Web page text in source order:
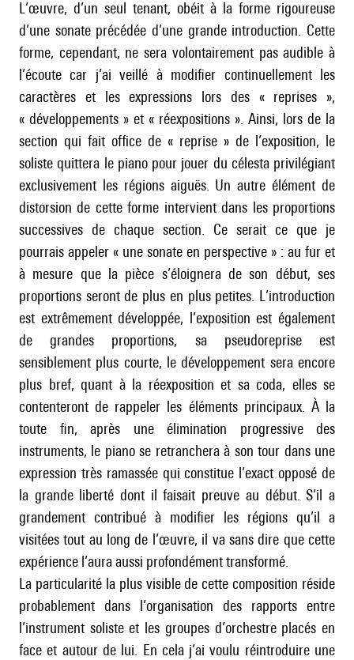
L’œuvre, d’un seul tenant, obéit à la forme rigoureuse
d’une sonate précédée d’une grande introduction. Cette
forme, cependant, ne sera volontairement pas audible à
l’écoute car j’ai veillé à modifier continuellement les
caractères et les expressions lors des « reprises »,
« développements » et « réexpositions ». Ainsi, lors de la
section qui fait office de « reprise » de l’exposition, le
soliste quittera le piano pour jouer du célesta privilégiant
exclusivement les régions aiguës. Un autre élément de
distorsion de cette forme intervient dans les proportions
successives de chaque section. Ce serait ce que je
pourrais appeler « une sonate en perspective » : au fur et
à mesure que la pièce s’éloignera de son début, ses
proportions seront de plus en plus petites. L’introduction
est extrêmement développée, l’exposition est également
de grandes proportions, sa pseudoreprise est
sensiblement plus courte, le développement sera encore
plus bref, quant à la réexposition et sa coda, elles se
contenteront de rappeler les éléments principaux. À la
toute fin, après une élimination progressive des
instruments, le piano se retranchera à son tour dans une
expression très ramassée qui constitue l’exact opposé de
la grande liberté dont il faisait preuve au début. S’il a
grandement contribué à modifier les régions qu’il a
visitées tout au long de l’œuvre, il va sans dire que cette
expérience l’aura aussi profondément transformé.
La particularité la plus visible de cette composition réside
probablement dans l’organisation des rapports entre
l’instrument soliste et les groupes d’orchestre placés en
face et autour de lui. En cela j’ai voulu réintroduire une